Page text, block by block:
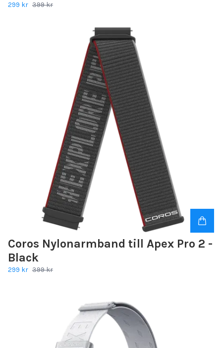
299 kr 399 kr
Coros Nylonarmband till Apex Pro 2 -
Black
299 kr 399 kr